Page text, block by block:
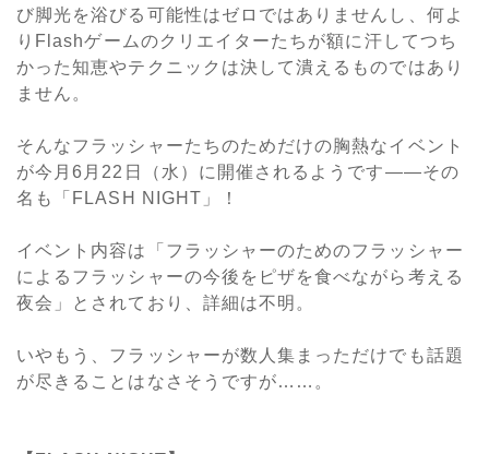
び脚光を浴びる可能性はゼロではありませんし、何よ
りFlashゲームのクリエイターたちが額に汗してつち
かった知恵やテクニックは決して潰えるものではあり
ません。
そんなフラッシャーたちのためだけの胸熱なイベント
が今月6月22日（水）に開催されるようです――その
名も「FLASH NIGHT」！
イベント内容は「フラッシャーのためのフラッシャー
によるフラッシャーの今後をピザを食べながら考える
夜会」とされており、詳細は不明。
いやもう、フラッシャーが数人集まっただけでも話題
が尽きることはなさそうですが……。